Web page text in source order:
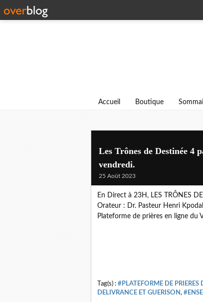
Accueil Boutique
Les Trônes de Destinée 4
vendredi.
25 Août 2023
En Direct à 23H, LES TRÔNES
Orateur : Dr. Pasteur Henri
Plateforme de prières en ligne du
Tag(s) : #PLATEFORME DE PRIERES
DELIVRANCE ET GUERISON,